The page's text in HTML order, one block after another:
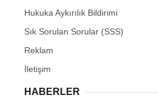
Hukuka Aykırılık Bildirimi
Sık Sorulan Sorular (SSS)
Reklam
İletişim
HABERLER